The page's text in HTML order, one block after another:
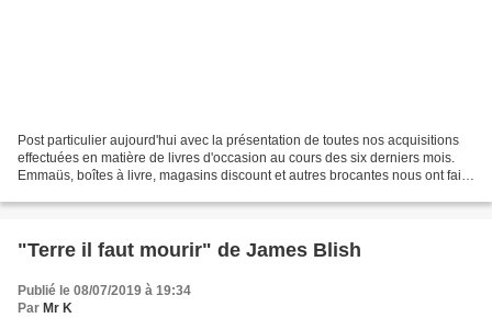
Post particulier aujourd'hui avec la présentation de toutes nos acquisitions
effectuées en matière de livres d'occasion au cours des six derniers mois.
Emmaüs, boîtes à livre, magasins discount et autres brocantes nous ont fait
"Terre il faut mourir" de James Blish
Publié le 08/07/2019 à 19:34
Par Mr K